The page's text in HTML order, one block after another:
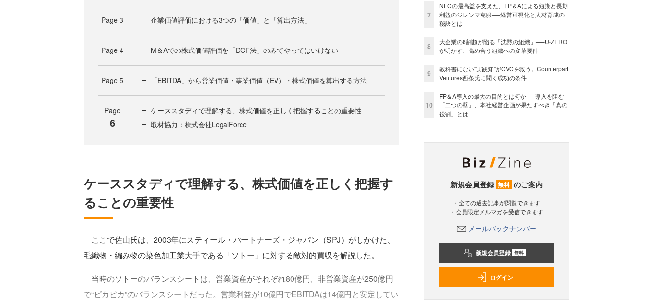
Page 3 企業価値評価における3つの「価値」と「算出方法」
Page 4 M＆Aでの株式価値評価を「DCF法」のみでやってはいけない
Page 5 「EBITDA」から営業価値・事業価値（EV）・株式価値を算出する方法
Page
6
ケーススタディで理解する、株式価値を正しく把握することの重要性
取材協力：株式会社LegalForce
ケーススタディで理解する、株式価値を正しく把握す
ることの重要性
ここで佐山氏は、2003年にスティール・パートナーズ・ジャパン（SPJ）がしかけた、
毛織物・編み物の染色加工業大手である「ソトー」に対する敵対的買収を解説した。
当時のソトーのバランスシートは、営業資産がそれぞれ80億円、非営業資産が250億円
で“ピカピカ”のバランスシートだった。営業利益が10億円でEBITDAは14億円と安定してい
7
NECの最高益を支えた、FP＆Aによる短期と長期
利益のジレンマ克服──経営可視化と人材育成の
秘訣とは
8
大企業の6割超が陥る「沈黙の組織」──U-ZERO
が明かす、高め合う組織への変革要件
9
教科書にない“実践知”がCVCを救う。Counterpart
Ventures西条氏に聞く成功の条件
10
FP＆A導入の最大の目的とは何か──導入を阻む
「二つの壁」、本社経営企画が果たすべき「真の
役割」とは
新規会員登録 無料 のご案内
・全ての過去記事が閲覧できます
・会員限定メルマガを受信できます
メールバックナンバー
新規会員登録 無料
ログイン